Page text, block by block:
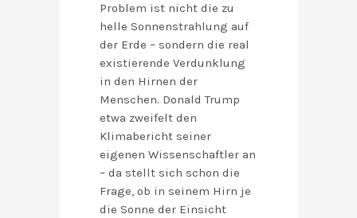
Problem ist nicht die zu
helle Sonnenstrahlung auf
der Erde – sondern die real
existierende Verdunklung
in den Hirnen der
Menschen. Donald Trump
etwa zweifelt den
Klimabericht seiner
eigenen Wissenschaftler an
– da stellt sich schon die
Frage, ob in seinem Hirn je
die Sonne der Einsicht